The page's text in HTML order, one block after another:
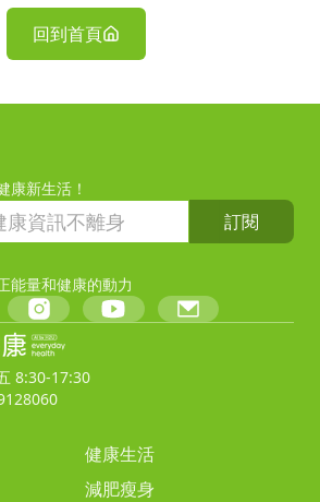
回到首頁
康新生活！
訂閱
能量和健康的動力
8:30-17:30
健康生活
減肥瘦身